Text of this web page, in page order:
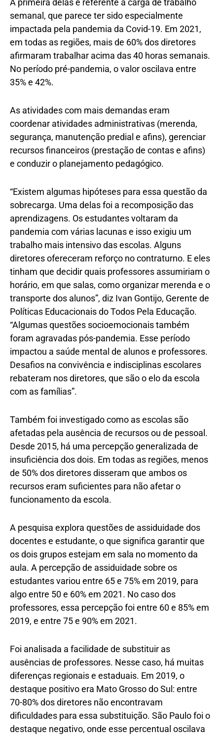
A primeira delas é referente à carga de trabalho
semanal, que parece ter sido especialmente
impactada pela pandemia da Covid-19. Em 2021,
em todas as regiões, mais de 60% dos diretores
afirmaram trabalhar acima das 40 horas semanais.
No período pré-pandemia, o valor oscilava entre
35% e 42%.
As atividades com mais demandas eram
coordenar atividades administrativas (merenda,
segurança, manutenção predial e afins), gerenciar
recursos financeiros (prestação de contas e afins)
e conduzir o planejamento pedagógico.
“Existem algumas hipóteses para essa questão da
sobrecarga. Uma delas foi a recomposição das
aprendizagens. Os estudantes voltaram da
pandemia com várias lacunas e isso exigiu um
trabalho mais intensivo das escolas. Alguns
diretores ofereceram reforço no contraturno. E eles
tinham que decidir quais professores assumiriam o
horário, em que salas, como organizar merenda e o
transporte dos alunos”, diz Ivan Gontijo, Gerente de
Políticas Educacionais do Todos Pela Educação.
“Algumas questões socioemocionais também
foram agravadas pós-pandemia. Esse período
impactou a saúde mental de alunos e professores.
Desafios na convivência e indisciplinas escolares
rebateram nos diretores, que são o elo da escola
com as famílias”.
Também foi investigado como as escolas são
afetadas pela ausência de recursos ou de pessoal.
Desde 2015, há uma percepção generalizada de
insuficiência dos dois. Em todas as regiões, menos
de 50% dos diretores disseram que ambos os
recursos eram suficientes para não afetar o
funcionamento da escola.
A pesquisa explora questões de assiduidade dos
docentes e estudante, o que significa garantir que
os dois grupos estejam em sala no momento da
aula. A percepção de assiduidade sobre os
estudantes variou entre 65 e 75% em 2019, para
algo entre 50 e 60% em 2021. No caso dos
professores, essa percepção foi entre 60 e 85% em
2019, e entre 75 e 90% em 2021.
Foi analisada a facilidade de substituir as
ausências de professores. Nesse caso, há muitas
diferenças regionais e estaduais. Em 2019, o
destaque positivo era Mato Grosso do Sul: entre
70-80% dos diretores não encontravam
dificuldades para essa substituição. São Paulo foi o
destaque negativo, onde esse percentual oscilava